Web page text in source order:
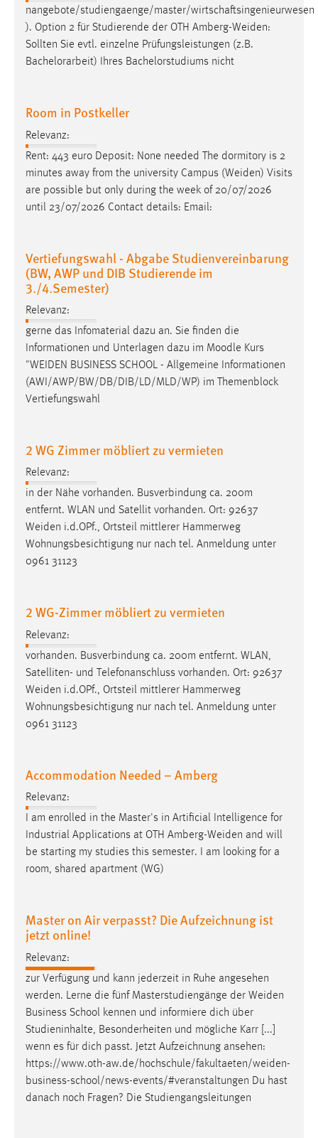
nangebote/studiengaenge/master/wirtschaftsingenieurwesen
). Option 2 für Studierende der OTH Amberg-Weiden:
Sollten Sie evtl. einzelne Prüfungsleistungen (z.B.
Bachelorarbeit) Ihres Bachelorstudiums nicht
Room in Postkeller
Relevanz:
Rent: 443 euro Deposit: None needed The dormitory is 2
minutes away from the university Campus (Weiden) Visits
are possible but only during the week of 20/07/2026
until 23/07/2026 Contact details: Email:
Vertiefungswahl - Abgabe Studienvereinbarung
(BW, AWP und DIB Studierende im
3./4.Semester)
Relevanz:
gerne das Infomaterial dazu an. Sie finden die
Informationen und Unterlagen dazu im Moodle Kurs
"WEIDEN BUSINESS SCHOOL - Allgemeine Informationen
(AWI/AWP/BW/DB/DIB/LD/MLD/WP) im Themenblock
Vertiefungswahl
2 WG Zimmer möbliert zu vermieten
Relevanz:
in der Nähe vorhanden. Busverbindung ca. 200m
entfernt. WLAN und Satellit vorhanden. Ort: 92637
Weiden i.d.OPf., Ortsteil mittlerer Hammerweg
Wohnungsbesichtigung nur nach tel. Anmeldung unter
0961 31123
2 WG-Zimmer möbliert zu vermieten
Relevanz:
vorhanden. Busverbindung ca. 200m entfernt. WLAN,
Satelliten- und Telefonanschluss vorhanden. Ort: 92637
Weiden i.d.OPf., Ortsteil mittlerer Hammerweg
Wohnungsbesichtigung nur nach tel. Anmeldung unter
0961 31123
Accommodation Needed – Amberg
Relevanz:
I am enrolled in the Master's in Artificial Intelligence for
Industrial Applications at OTH Amberg-Weiden and will
be starting my studies this semester. I am looking for a
room, shared apartment (WG)
Master on Air verpasst? Die Aufzeichnung ist
jetzt online!
Relevanz:
zur Verfügung und kann jederzeit in Ruhe angesehen
werden. Lerne die fünf Masterstudiengänge der Weiden
Business School kennen und informiere dich über
Studieninhalte, Besonderheiten und mögliche Karr [...]
wenn es für dich passt. Jetzt Aufzeichnung ansehen:
https://www.oth-aw.de/hochschule/fakultaeten/weiden-
business-school/news-events/#veranstaltungen Du hast
danach noch Fragen? Die Studiengangsleitungen